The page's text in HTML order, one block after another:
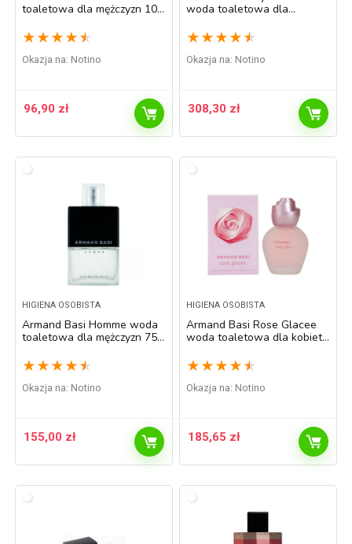
toaletowa dla mężczyzn 100
★ ★ ★ ★ ★
Okazja na: Notino
96,90 zł
woda toaletowa dla
★ ★ ★ ★ ★
Okazja na: Notino
308,30 zł
HIGIENA OSOBISTA
Armand Basi Homme woda
toaletowa dla mężczyzn 75
★ ★ ★ ★ ★
Okazja na: Notino
155,00 zł
HIGIENA OSOBISTA
Armand Basi Rose Glacee
woda toaletowa dla kobiet
★ ★ ★ ★ ★
Okazja na: Notino
185,65 zł